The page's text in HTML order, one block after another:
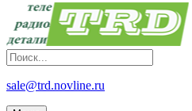
sale@trd.novline.ru